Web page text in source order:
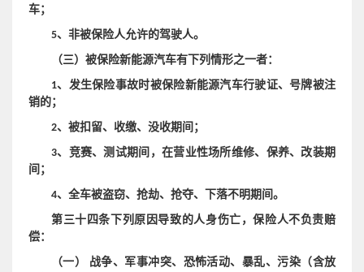
车；
5、非被保险人允许的驾驶人。
（三）被保险新能源汽车有下列情形之一者：
1、发生保险事故时被保险新能源汽车行驶证、号牌被注
销的；
2、被扣留、收缴、没收期间；
3、竞赛、测试期间，在营业性场所维修、保养、改装期
间；
4、全车被盗窃、抢劫、抢夺、下落不明期间。
第三十四条下列原因导致的人身伤亡，保险人不负责赔
偿：
（一） 战争、军事冲突、恐怖活动、暴乱、污染（含放